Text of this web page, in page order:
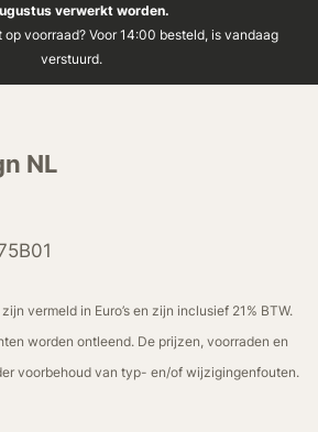
verwerkt worden.
voorraad? Voor 14:00 besteld, is vandaag
verstuurd.
NL
vermeld in Euro’s en zijn inclusief 21% BTW.
worden ontleend. De prijzen, voorraden en
voorbehoud van typ- en/of wijzigingenfouten.